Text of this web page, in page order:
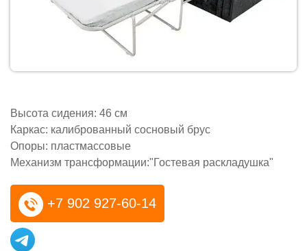
Высота сидения: 46 см
Каркас: калиброванный сосновый брус
Опоры: пластмассовые
Механизм трансформации:"Гостевая раскладушка"
+7 902 927-60-14